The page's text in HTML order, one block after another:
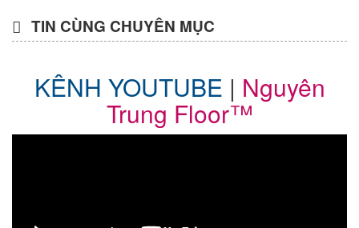
TIN CÙNG CHUYÊN MỤC
KÊNH YOUTUBE | Nguyên
Trung Floor™